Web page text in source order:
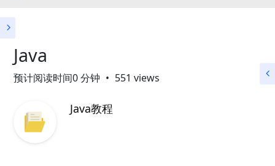
Java
预计阅读时间0 分钟 551 views
Java教程